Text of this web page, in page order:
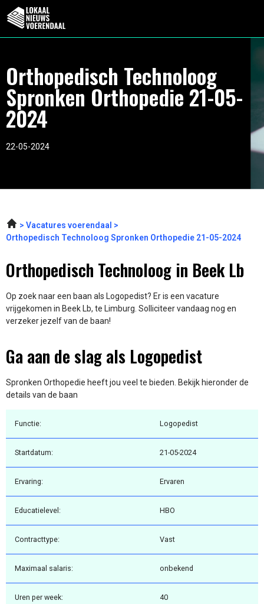
Orthopedisch Technoloog
Spronken Orthopedie 21-05-
2024
22-05-2024
Vacatures voerendaal
Orthopedisch Technoloog Spronken Orthopedie 21-05-2024
Orthopedisch Technoloog in Beek Lb
Op zoek naar een baan als Logopedist? Er is een vacature
vrijgekomen in Beek Lb, te Limburg. Solliciteer vandaag nog en
verzeker jezelf van de baan!
Ga aan de slag als Logopedist
Spronken Orthopedie heeft jou veel te bieden. Bekijk hieronder de
details van de baan
Functie: Logopedist
Startdatum: 21-05-2024
Ervaring: Ervaren
Educatielevel: HBO
Contracttype: Vast
Maximaal salaris: onbekend
Uren per week: 40